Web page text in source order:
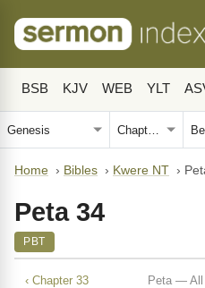
BSB KJV WEB YLT
Home › Bibles › Kwere NT ›
Peta 34
PBT
‹ Chapter 33 Peta — All